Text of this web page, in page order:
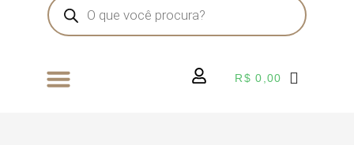
R$ 0,00